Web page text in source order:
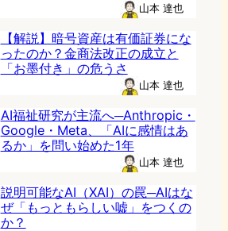
山本 達也
【解説】暗号資産は有価証券にな
ったのか？金商法改正の成立と
「お墨付き」の危うさ
山本 達也
AI福祉研究が主流へ─Anthropic・
Google・Meta、「AIに感情はあ
るか」を問い始めた1年
山本 達也
説明可能なAI（XAI）の罠─AIはな
ぜ「もっともらしい嘘」をつくの
か？